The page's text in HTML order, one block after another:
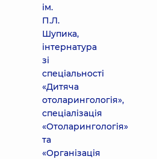
ім.
П.Л.
Шупика,
інтернатура
зі
спеціальності
«Дитяча
отоларингологія»,
спеціалізація
«Отоларингологія»
та
«Організація